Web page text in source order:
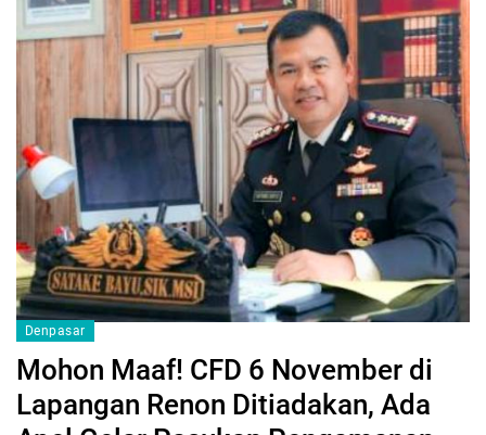
Denpasar
Mohon Maaf! CFD 6 November di
Lapangan Renon Ditiadakan, Ada